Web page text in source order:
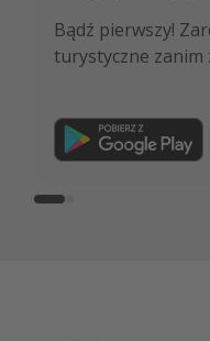
Bądź pierwszy!
turystyczne
NAJLEPSZE
ekspertów i wiele